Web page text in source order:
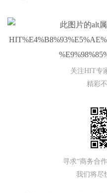
关注HIT专
精彩
寻求“商务合
我们将尽